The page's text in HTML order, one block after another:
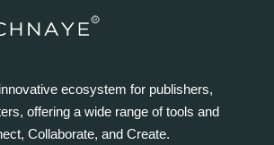
ecosystem for publishers,
offering a wide range of tools and
Collaborate, and Create.